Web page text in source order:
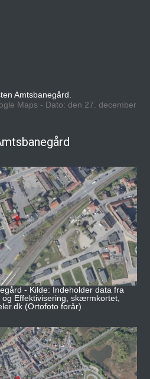
Amtsbanegård.
Maps - Dato: den 27. december
- Kilde: Indeholder data fra
Effektivisering, skærmkortet,
(Ortofoto forår)